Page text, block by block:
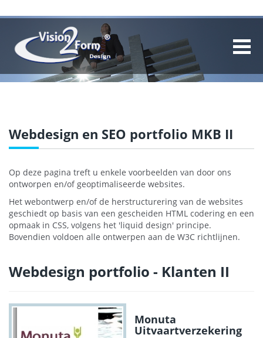
Webdesign en SEO portfolio MKB II
Op deze pagina treft u enkele voorbeelden van door ons
ontworpen en/of geoptimaliseerde websites.
Het webontwerp en/of de herstructurering van de websites
geschiedt op basis van een gescheiden HTML codering en een
opmaak in CSS, volgens het 'liquid design' principe.
Bovendien voldoen alle ontwerpen aan de W3C richtlijnen.
Webdesign portfolio - Klanten II
Monuta
Uitvaartverzekering